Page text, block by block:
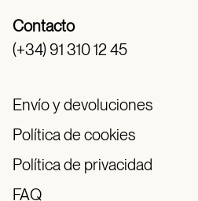
Contacto
(+34) 91 310 12 45
Envío y devoluciones
Política de cookies
Política de privacidad
FAQ